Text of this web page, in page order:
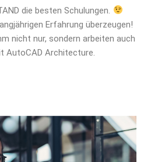
die besten Schulungen.
Erfahrung überzeugen!
nicht nur, sondern arbeiten auch
AutoCAD Architecture.